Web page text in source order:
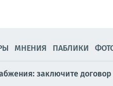
МНЕНИЯ ПАБЛИКИ
заключите